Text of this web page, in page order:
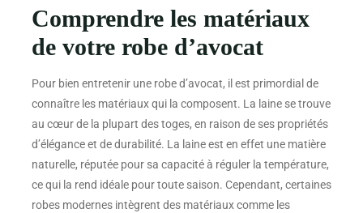
Comprendre les matériaux
de votre robe d’avocat
Pour bien entretenir une robe d’avocat, il est primordial de
connaître les matériaux qui la composent. La laine se trouve
au cœur de la plupart des toges, en raison de ses propriétés
d’élégance et de durabilité. La laine est en effet une matière
naturelle, réputée pour sa capacité à réguler la température,
ce qui la rend idéale pour toute saison. Cependant, certaines
robes modernes intègrent des matériaux comme les